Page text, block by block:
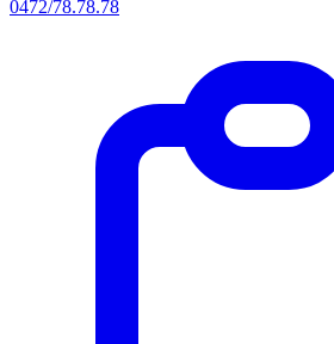
0472/78.78.78